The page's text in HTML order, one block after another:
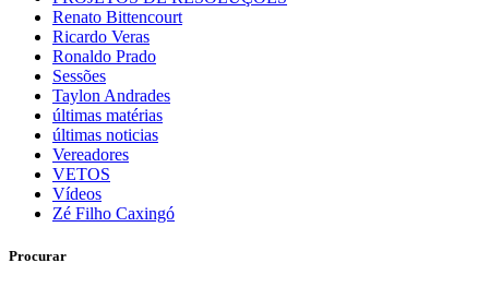
Renato Bittencourt
Ricardo Veras
Ronaldo Prado
Sessões
Taylon Andrades
últimas matérias
últimas noticias
Vereadores
VETOS
Vídeos
Zé Filho Caxingó
Procurar